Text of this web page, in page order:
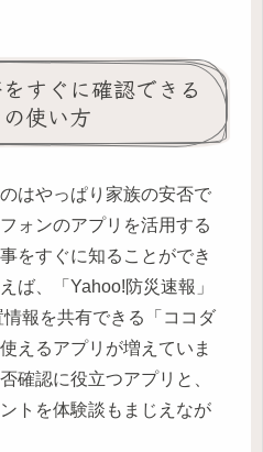
すぐに確認できる
使い方
はやっぱり家族の安否で
ォンのアプリを活用する
をすぐに知ることができ
ば、「Yahoo!防災速報」
報を共有できる「ココダ
えるアプリが増えていま
確認に役立つアプリと、
トを体験談もまじえなが